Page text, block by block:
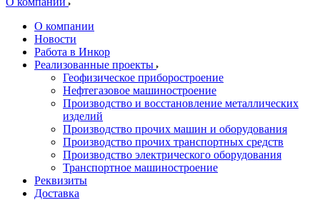
О компании
Новости
Работа в Инкор
Реализованные проекты
Геофизическое приборостроение
Нефтегазовое машиностроение
Производство и восстановление металлических
изделий
Производство прочих машин и оборудования
Производство прочих транспортных средств
Производство электрического оборудования
Транспортное машиностроение
Реквизиты
Доставка